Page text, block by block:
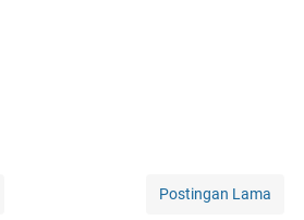
Postingan Lama